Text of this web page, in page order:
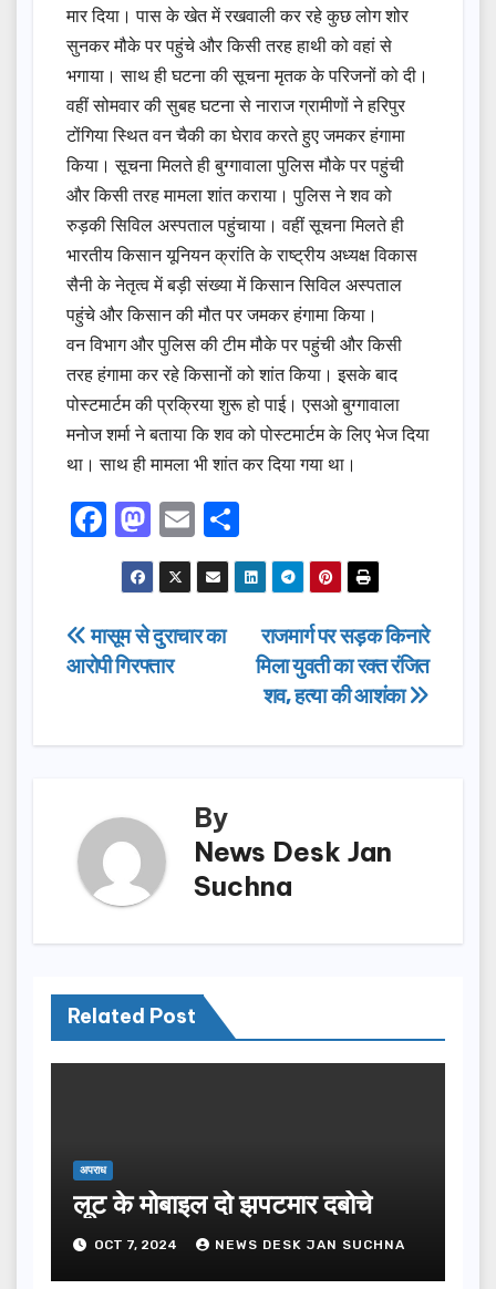
मार दिया। पास के खेत में रखवाली कर रहे कुछ लोग शोर
सुनकर मौके पर पहुंचे और किसी तरह हाथी को वहां से
भगाया। साथ ही घटना की सूचना मृतक के परिजनों को दी।
वहीं सोमवार की सुबह घटना से नाराज ग्रामीणों ने हरिपुर
टोंगिया स्थित वन चैकी का घेराव करते हुए जमकर हंगामा
किया। सूचना मिलते ही बुग्गावाला पुलिस मौके पर पहुंची
और किसी तरह मामला शांत कराया। पुलिस ने शव को
रुड़की सिविल अस्पताल पहुंचाया। वहीं सूचना मिलते ही
भारतीय किसान यूनियन क्रांति के राष्ट्रीय अध्यक्ष विकास
सैनी के नेतृत्व में बड़ी संख्या में किसान सिविल अस्पताल
पहुंचे और किसान की मौत पर जमकर हंगामा किया।
वन विभाग और पुलिस की टीम मौके पर पहुंची और किसी
तरह हंगामा कर रहे किसानों को शांत किया। इसके बाद
पोस्टमार्टम की प्रक्रिया शुरू हो पाई। एसओ बुग्गावाला
मनोज शर्मा ने बताया कि शव को पोस्टमार्टम के लिए भेज दिया
था। साथ ही मामला भी शांत कर दिया गया था।
F
a
c
e
b
M
a
st
o
d
E
m
ail
h
ar
Post
navigation
राजमार्ग पर सड़क किनारे
मिला युवती का रक्त रंजित
शव, हत्या की आशंका
मासूम से दुराचार का
आरोपी गिरफ्तार
By
News Desk Jan
Suchna
Related Post
अपराध
लूट के मोबाइल दो झपटमार दबोचे
OCT 7, 2024 NEWS DESK JAN SUCHNA